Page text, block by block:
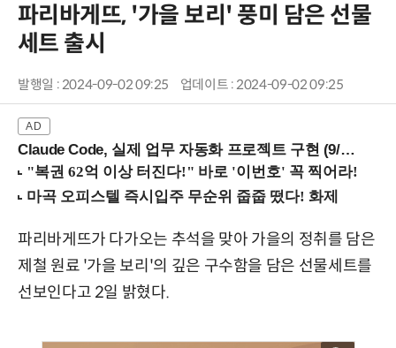
파리바게뜨, '가을 보리' 풍미 담은 선물
세트 출시
발행일 : 2024-09-02 09:25 업데이트 : 2024-09-02 09:25
Claude Code, 실제 업무 자동화 프로젝트 구현 (9/16 ~17 강남역)
파리바게뜨가 다가오는 추석을 맞아 가을의 정취를 담은
제철 원료 '가을 보리'의 깊은 구수함을 담은 선물세트를
선보인다고 2일 밝혔다.